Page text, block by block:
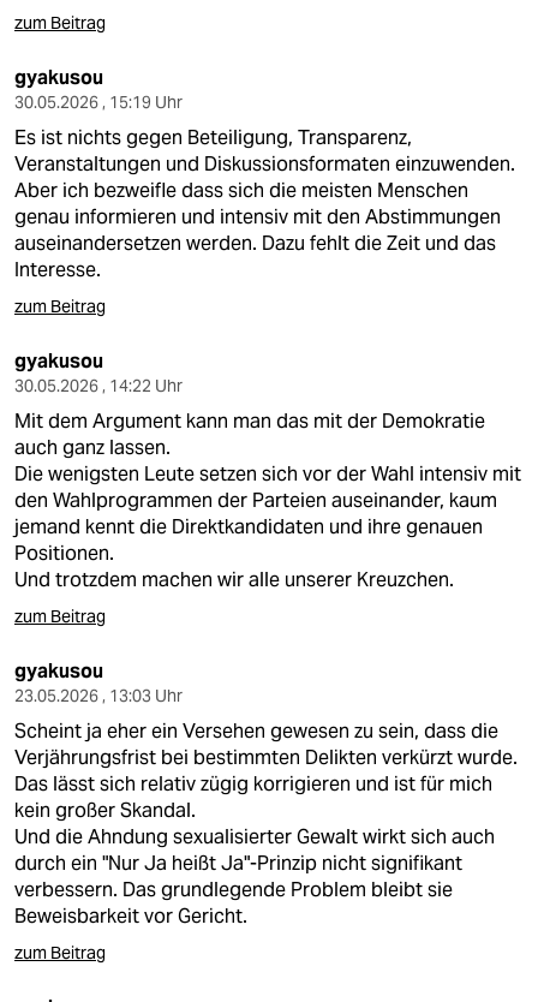
zum Beitrag
gyakusou
30.05.2026 , 15:19 Uhr
Es ist nichts gegen Beteiligung, Transparenz,
Veranstaltungen und Diskussionsformaten einzuwenden.
Aber ich bezweifle dass sich die meisten Menschen
genau informieren und intensiv mit den Abstimmungen
auseinandersetzen werden. Dazu fehlt die Zeit und das
Interesse.
zum Beitrag
gyakusou
30.05.2026 , 14:22 Uhr
Mit dem Argument kann man das mit der Demokratie
auch ganz lassen.
Die wenigsten Leute setzen sich vor der Wahl intensiv mit
den Wahlprogrammen der Parteien auseinander, kaum
jemand kennt die Direktkandidaten und ihre genauen
Positionen.
Und trotzdem machen wir alle unserer Kreuzchen.
zum Beitrag
gyakusou
23.05.2026 , 13:03 Uhr
Scheint ja eher ein Versehen gewesen zu sein, dass die
Verjährungsfrist bei bestimmten Delikten verkürzt wurde.
Das lässt sich relativ zügig korrigieren und ist für mich
kein großer Skandal.
Und die Ahndung sexualisierter Gewalt wirkt sich auch
durch ein "Nur Ja heißt Ja"-Prinzip nicht signifikant
verbessern. Das grundlegende Problem bleibt sie
Beweisbarkeit vor Gericht.
zum Beitrag